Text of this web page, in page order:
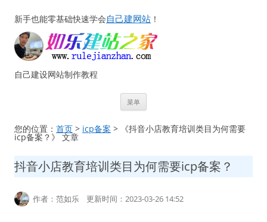
新手也能零基础快速学会自己建网站 ！
自己建设网站制作教程
菜单
文
您的位置： 首页 > icp备案 > 《抖音小店教育培训类目为何需要
icp备案？》 文章
抖音小店教育培训类目为何需要icp备案？
作者：范如乐 更新时间：2023-03-26 14:52